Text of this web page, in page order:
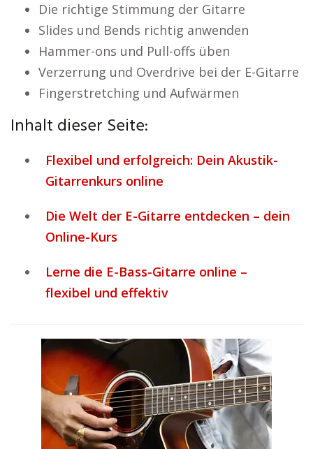
Die richtige Stimmung der Gitarre
Slides und Bends richtig anwenden
Hammer-ons und Pull-offs üben
Verzerrung und Overdrive bei der E-Gitarre
Fingerstretching und Aufwärmen
Inhalt dieser Seite:
Flexibel und erfolgreich: Dein Akustik-
Gitarrenkurs online
Die Welt der E-Gitarre entdecken – dein
Online-Kurs
Lerne die E-Bass-Gitarre online –
flexibel und effektiv